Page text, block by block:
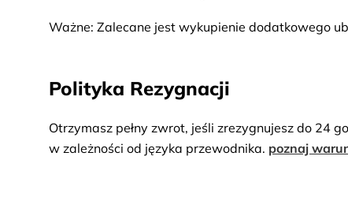
Ważne: Zalecane jest wykupienie dodatkowego
Polityka Rezygnacji
Otrzymasz pełny zwrot, jeśli zrezygnujesz do 24
w zależności od języka przewodnika. poznaj